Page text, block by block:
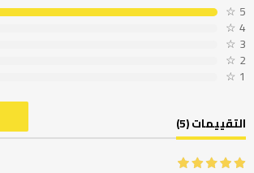
5
☆
4
☆
3
☆
2
☆
1
☆
التقييمات (5)